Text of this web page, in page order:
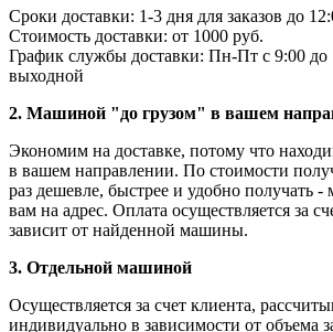
Сроки доставки: 1-3 дня для заказов до
Стоимость доставки: от 1000 руб.
График службы доставки: Пн-Пт с 9:00
выходной
2. Машиной "до грузом" в вашем
Экономим на доставке, потому что
в вашем направлении. По стоимости
раз дешевле, быстрее и удобно получать
вам на адрес. Оплата осуществляется за
зависит от найденной машины.
3. Отдельной машиной
Осуществляется за счет клиента,
индивидуально в зависимости от объема